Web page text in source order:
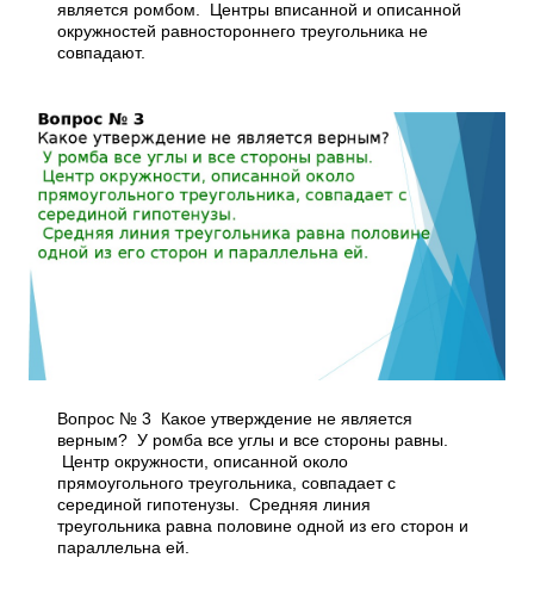
является ромбом. Центры вписанной и описанной
окружностей равностороннего треугольника не
совпадают.
Вопрос № 3 Какое утверждение не является
верным? У ромба все углы и все стороны равны.
Центр окружности, описанной около
прямоугольного треугольника, совпадает с
серединой гипотенузы. Средняя линия
треугольника равна половине одной из его сторон и
параллельна ей.